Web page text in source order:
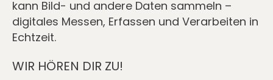
kann Bild- und andere Daten sammeln –
digitales Messen, Erfassen und Verarbeiten in
Echtzeit.
WIR HÖREN DIR ZU!